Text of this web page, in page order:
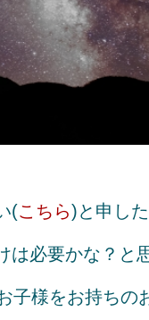
(こちら)と申し
は必要かな？と
子様をお持ちの